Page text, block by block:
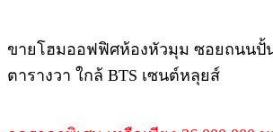
ขายโฮมออฟฟิศห้องหัวมุม ซอยถนนปั้
ตารางวา ใกล้ BTS เซนต์หลุยส์